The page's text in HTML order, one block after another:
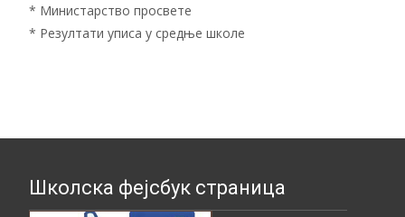
* Министарство просвете
* Резултати уписа у средње школе
Школска фејсбук страница